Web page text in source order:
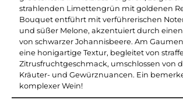
strahlenden Limettengrün mit goldenen
Bouquet entführt mit verführerischen
und süßer Melone, akzentuiert durch
von schwarzer Johannisbeere. Am
eine honigartige Textur, begleitet von
Zitrusfruchtgeschmack, umschlossen von
Kräuter- und Gewürznuancen. Ein
komplexer Wein!